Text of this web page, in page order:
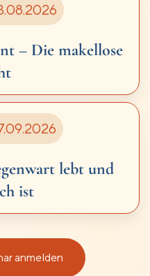
– Die makellose
lebt und
ist
anmelden